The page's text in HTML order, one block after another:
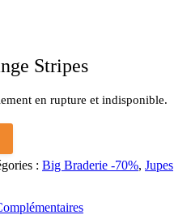
Stripes
en rupture et indisponible.
: Big Braderie -70%, Jupes